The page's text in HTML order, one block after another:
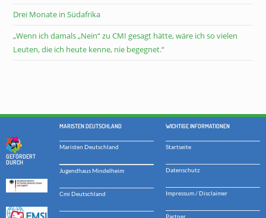
Drei Monate in Südafrika
„Wenn ich damals „Nein“ zu CMI gesagt hätte, wäre ich so vielen
Leuten, die ich heute kenne, nie begegnet.“
GEFÖRDERT
DURCH
MARISTEN DEUTSCHLAND
Maristen Deutschland
Jugendhaus Mindelheim
Cmi Deutschland
WICHTIGE INFORMATIONEN
Startseite
Datenschutz
Impressum / Disclaimer
Partner